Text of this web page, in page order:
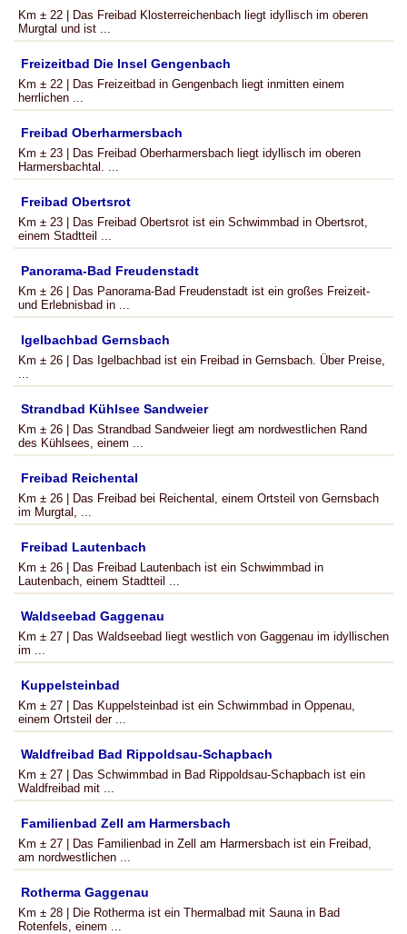
Km ± 22 | Das Freibad Klosterreichenbach liegt idyllisch im oberen
Murgtal und ist ...
Freizeitbad Die Insel Gengenbach
Km ± 22 | Das Freizeitbad in Gengenbach liegt inmitten einem
herrlichen ...
Freibad Oberharmersbach
Km ± 23 | Das Freibad Oberharmersbach liegt idyllisch im oberen
Harmersbachtal. ...
Freibad Obertsrot
Km ± 23 | Das Freibad Obertsrot ist ein Schwimmbad in Obertsrot,
einem Stadtteil ...
Panorama-Bad Freudenstadt
Km ± 26 | Das Panorama-Bad Freudenstadt ist ein großes Freizeit-
und Erlebnisbad in ...
Igelbachbad Gernsbach
Km ± 26 | Das Igelbachbad ist ein Freibad in Gernsbach. Über Preise,
...
Strandbad Kühlsee Sandweier
Km ± 26 | Das Strandbad Sandweier liegt am nordwestlichen Rand
des Kühlsees, einem ...
Freibad Reichental
Km ± 26 | Das Freibad bei Reichental, einem Ortsteil von Gernsbach
im Murgtal, ...
Freibad Lautenbach
Km ± 26 | Das Freibad Lautenbach ist ein Schwimmbad in
Lautenbach, einem Stadtteil ...
Waldseebad Gaggenau
Km ± 27 | Das Waldseebad liegt westlich von Gaggenau im idyllischen
im ...
Kuppelsteinbad
Km ± 27 | Das Kuppelsteinbad ist ein Schwimmbad in Oppenau,
einem Ortsteil der ...
Waldfreibad Bad Rippoldsau-Schapbach
Km ± 27 | Das Schwimmbad in Bad Rippoldsau-Schapbach ist ein
Waldfreibad mit ...
Familienbad Zell am Harmersbach
Km ± 27 | Das Familienbad in Zell am Harmersbach ist ein Freibad,
am nordwestlichen ...
Rotherma Gaggenau
Km ± 28 | Die Rotherma ist ein Thermalbad mit Sauna in Bad
Rotenfels, einem ...